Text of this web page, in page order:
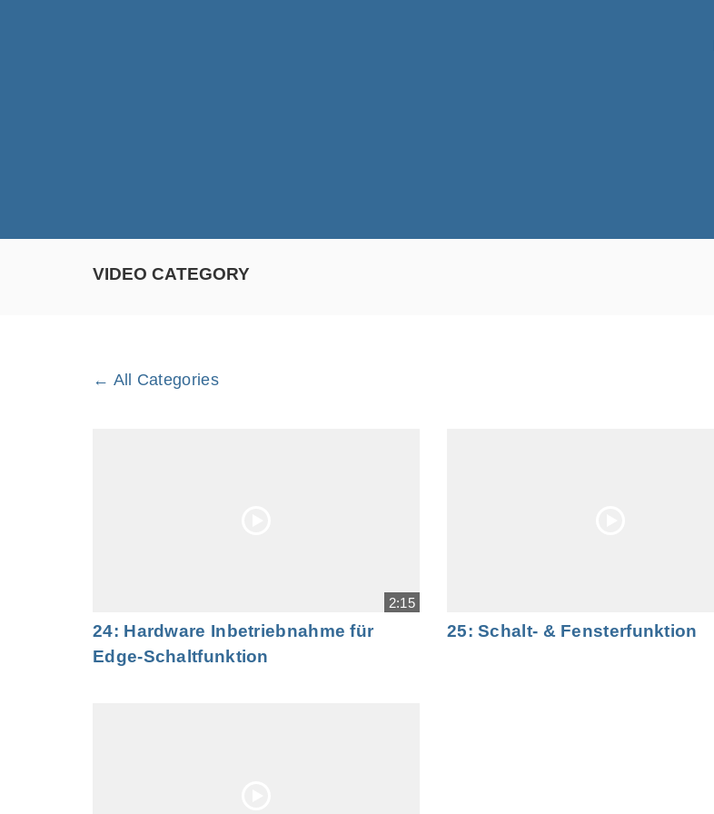
VIDEO CATEGORY
← All Categories
2:15
24: Hardware Inbetriebnahme für
Edge-Schaltfunktion
25: Schalt- & Fensterfunktion